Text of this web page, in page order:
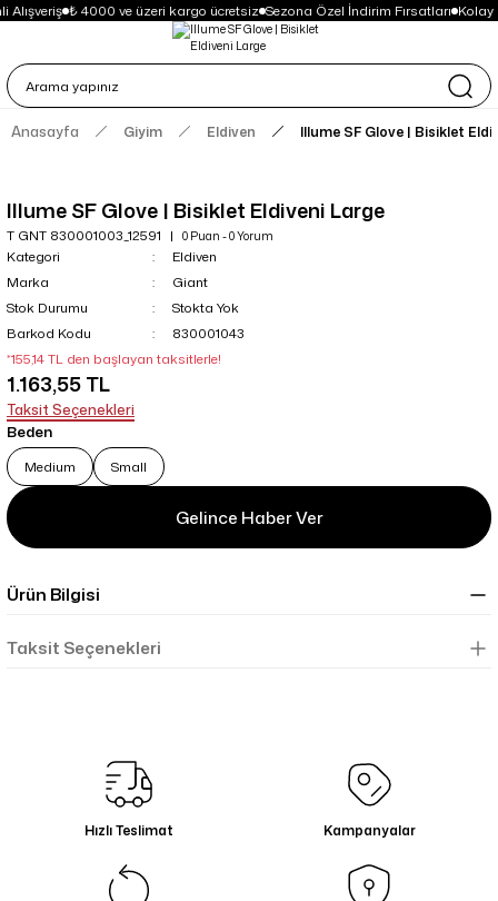
Alışveriş ₺ 4000 ve üzeri kargo ücretsiz Sezona Özel İndirim Fırsatları Kolay
Anasayfa Giyim Eldiven Illume SF Glove | Bisiklet
Illume SF Glove | Bisiklet Eldiveni Large
T GNT 830001003_12591 0 Puan - 0 Yorum
Kategori
Eldiven
Marka
Giant
Stok Durumu
Stokta Yok
Barkod Kodu
830001043
*155,14 TL den başlayan taksitlerle!
1.163,55 TL
Taksit Seçenekleri
Beden
Medium Small
Gelince Haber Ver
Ürün Bilgisi
Taksit Seçenekleri
Hızlı Teslimat Kampanyalar